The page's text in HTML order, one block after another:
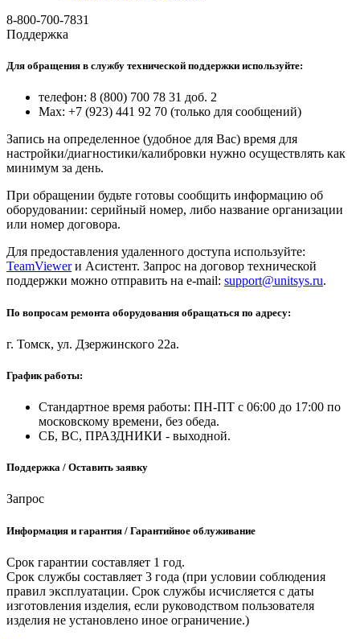
8-800-700-7831
Поддержка
Для обращения в службу технической поддержки используйте:
телефон: 8 (800) 700 78 31 доб. 2
Max: +7 (923) 441 92 70 (только для сообщений)
Запись на определенное (удобное для Вас) время для
настройки/диагностики/калибровки нужно осуществлять как
минимум за день.
При обращении будьте готовы сообщить информацию об
оборудовании: серийный номер, либо название организации
или номер договора.
Для предоставления удаленного доступа используйте:
TeamViewerи Асистент. Запрос на договор технической
поддержки можно отправить на e-mail: support@unitsys.ru.
По вопросам ремонта оборудования обращаться по адресу:
г. Томск, ул. Дзержинского 22а.
График работы:
Стандартное время работы: ПН-ПТ с 06:00 до 17:00 по
московскому времени, без обеда.
СБ, ВС, ПРАЗДНИКИ - выходной.
Поддержка / Оставить заявку
Запрос
Информация и гарантия / Гарантийное облуживание
Срок гарантии составляет 1 год.
Срок службы составляет 3 года (при условии соблюдения
правил эксплуатации. Срок службы исчисляется с даты
изготовления изделия, если руководством пользователя
изделия не установлено иное ограничение.)